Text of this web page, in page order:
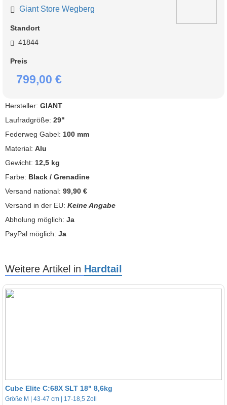
Giant Store Wegberg
Standort
41844
Preis
799,00 €
Hersteller: GIANT
Laufradgröße: 29"
Federweg Gabel: 100 mm
Material: Alu
Gewicht: 12,5 kg
Farbe: Black / Grenadine
Versand national: 99,90 €
Versand in der EU: Keine Angabe
Abholung möglich: Ja
PayPal möglich: Ja
Weitere Artikel in Hardtail
Cube Elite C:68X SLT 18" 8,6kg
Größe M | 43-47 cm | 17-18,5 Zoll